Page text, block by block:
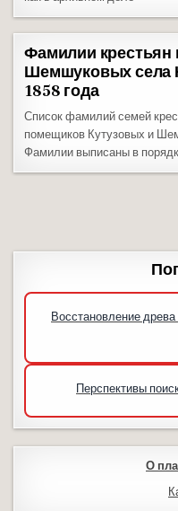
Фамилии крестьян
Шемшуковых села
1858 года
Список фамилий семей
помещиков Кутузовых и
Фамилии выписаны в
Восстановление
Перспективы
О